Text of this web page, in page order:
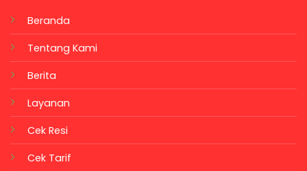
Beranda
Tentang Kami
Berita
Layanan
Cek Resi
Cek Tarif